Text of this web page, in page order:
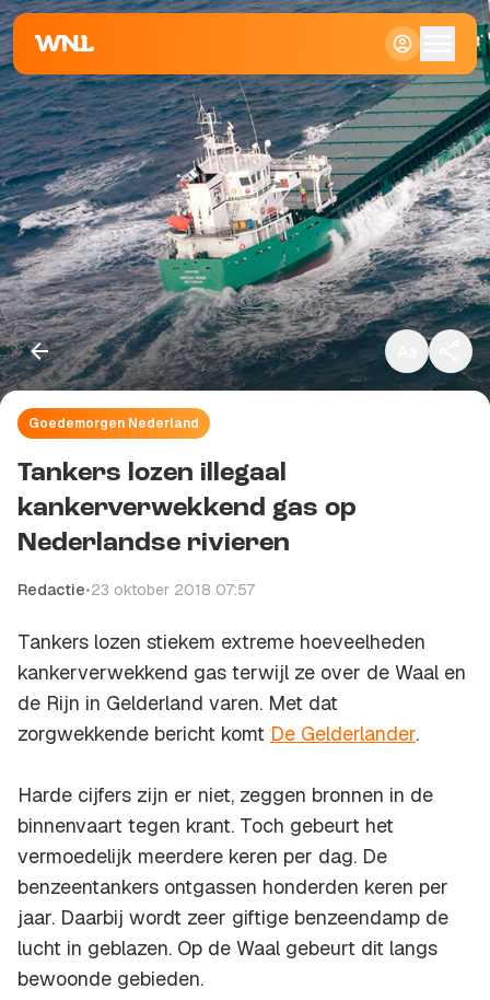
Klein
Standaard
Groot
Goedemorgen Nederland
Tankers lozen illegaal
kankerverwekkend gas op
Nederlandse rivieren
Redactie•23 oktober 2018 07:57
Tankers lozen stiekem extreme hoeveelheden
kankerverwekkend gas terwijl ze over de Waal en
de Rijn in Gelderland varen. Met dat
zorgwekkende bericht komt De Gelderlander.
Harde cijfers zijn er niet, zeggen bronnen in de
binnenvaart tegen krant. Toch gebeurt het
vermoedelijk meerdere keren per dag. De
benzeentankers ontgassen honderden keren per
jaar. Daarbij wordt zeer giftige benzeendamp de
lucht in geblazen. Op de Waal gebeurt dit langs
bewoonde gebieden.